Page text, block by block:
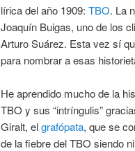
lírica del año 1909: TBO. La
Joaquín Buigas, uno de los
Arturo Suárez. Esta vez sí
para nombrar a esas
He aprendido mucho de la
TBO y sus “intríngulis”
Giralt, elgrafópata, que se
de la fiebre del TBO siendo